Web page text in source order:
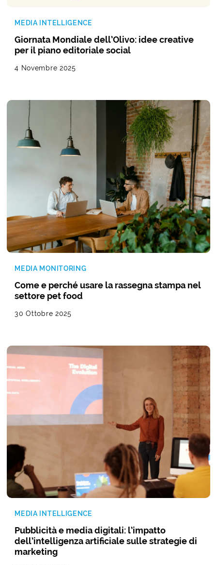
MEDIA INTELLIGENCE
Giornata Mondiale dell’Olivo: idee creative
per il piano editoriale social
4 Novembre 2025
MEDIA MONITORING
Come e perché usare la rassegna stampa nel
settore pet food
30 Ottobre 2025
MEDIA INTELLIGENCE
Pubblicità e media digitali: l’impatto
dell’intelligenza artificiale sulle strategie di
marketing